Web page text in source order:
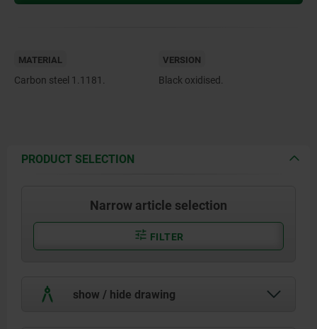
MATERIAL
Carbon steel 1.1181.
VERSION
Black oxidised.
PRODUCT SELECTION
Narrow article selection
FILTER
show / hide drawing